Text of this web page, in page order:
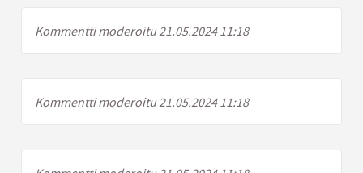
Kommentti moderoitu 21.05.2024 11:18
Kommentti moderoitu 21.05.2024 11:18